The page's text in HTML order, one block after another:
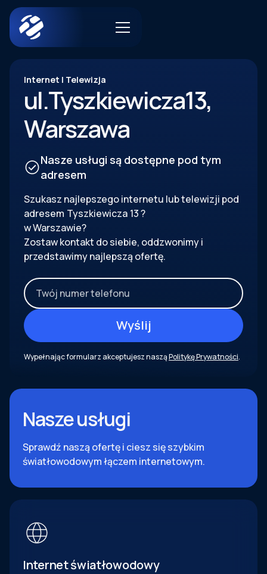
Internet | Telewizja
ul.Tyszkiewicza13,
Warszawa
Nasze usługi są dostępne pod tym
adresem
Szukasz najlepszego internetu lub telewizji pod
adresem Tyszkiewicza 13?
w Warszawie?
Zostaw kontakt do siebie, oddzwonimy i
przedstawimy najlepszą ofertę.
Wypełnając formularz akceptujesz nasząPolitykę Prywatności.
Nasze usługi
Sprawdź naszą ofertę i ciesz się szybkim
światłowodowym łączem internetowym.
Internet światłowodowy